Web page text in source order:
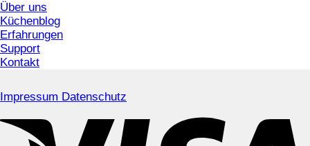
Über uns
Küchenblog
Erfahrungen
Support
Kontakt
Impressum Datenschutz